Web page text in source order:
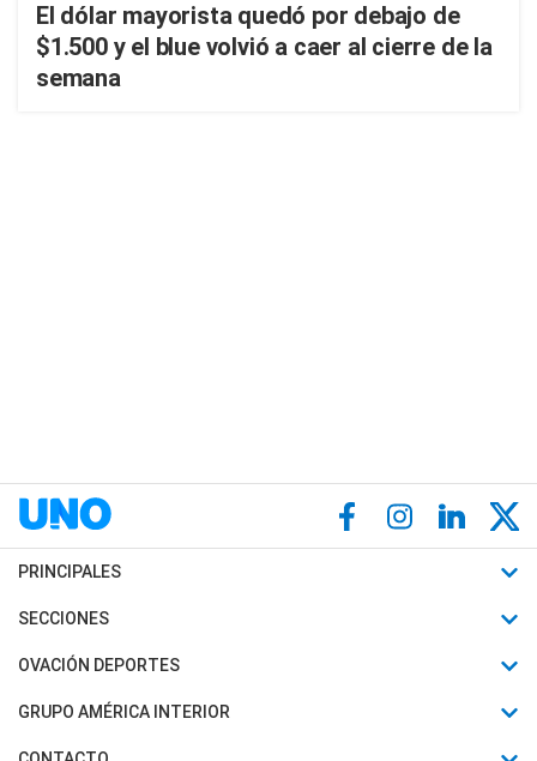
El dólar mayorista quedó por debajo de
$1.500 y el blue volvió a caer al cierre de la
semana
PRINCIPALES
Últimas Noticias
Política
SECCIONES
Horóscopo
Motores
OVACIÓN DEPORTES
Fútbol
Mundial
GRUPO AMÉRICA INTERIOR